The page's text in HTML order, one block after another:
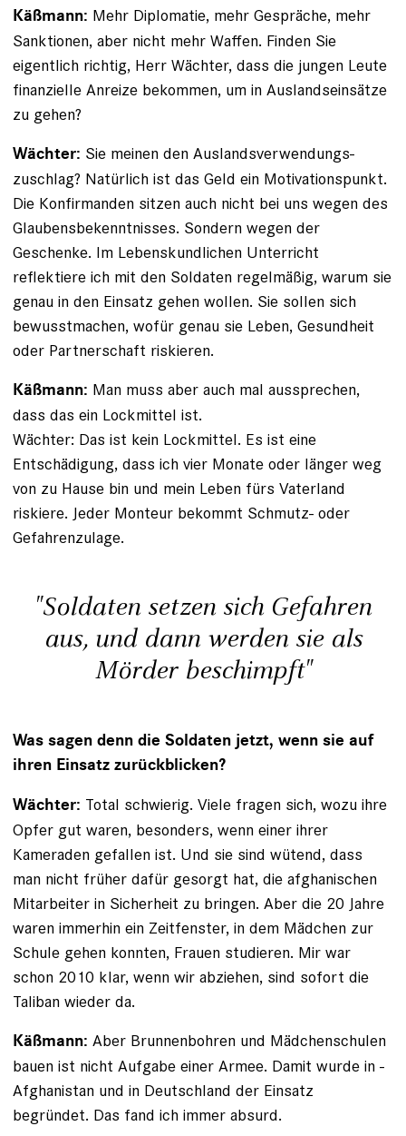
Käßmann: Mehr Diplomatie, mehr Gespräche, mehr
Sanktionen, aber nicht mehr Waffen. Finden Sie
eigentlich richtig, Herr Wächter, dass die jungen Leute
finanzielle Anreize bekommen, um in Auslands­einsätze
zu gehen?
Wächter: Sie meinen den Auslandsverwendungs­
zuschlag? Natürlich ist das Geld ein Motivationspunkt.
Die Kon­firmanden sitzen auch nicht bei uns wegen des
Glaubensbekenntnisses. Sondern wegen der
Geschenke. Im Lebenskundlichen Unterricht
reflektiere ich mit den Soldaten regelmäßig, warum sie
genau in den Einsatz ­gehen wollen. Sie sollen sich
bewusstmachen, wofür genau sie Leben, Gesundheit
oder Partnerschaft riskieren.
Käßmann: Man muss aber auch mal aussprechen,
dass das ein Lockmittel ist.
Wächter: Das ist kein Lockmittel. Es ist eine
Entschädigung, dass ich vier Monate oder länger weg
von zu Hause bin und mein Leben fürs Vaterland
riskiere. Jeder Monteur bekommt Schmutz- oder
Gefahrenzulage.
"Soldaten setzen sich Gefahren
aus, und dann werden sie als
Mörder beschimpft"
Was sagen denn die Soldaten jetzt, wenn sie auf
ihren Einsatz zurückblicken?
Wächter: Total schwierig. Viele fragen sich, wozu ihre
Opfer gut waren, besonders, wenn einer ihrer
Kameraden gefallen ist. Und sie sind wütend, dass
man nicht früher dafür gesorgt hat, die afghanischen
Mitarbeiter in Sicherheit zu bringen. Aber die 20 Jahre
waren immerhin ein Zeitfenster, in dem Mädchen zur
Schule gehen konnten, Frauen studieren. Mir war
schon 2010 klar, wenn wir abziehen, sind sofort die
Taliban wieder da.
Käßmann: Aber Brunnenbohren und Mädchenschulen
bauen ist nicht Aufgabe einer Armee. Damit wurde in ­
Afghanistan und in Deutschland der Einsatz
begründet. Das fand ich immer absurd.